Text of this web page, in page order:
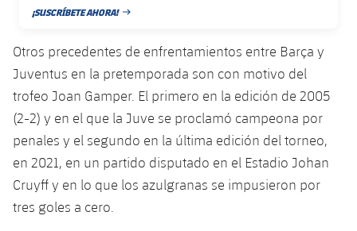
¡SUSCRÍBETE AHORA!
FECHA DE PUBLICACIÓN
Otros precedentes de enfrentamientos entre Barça y
Juventus en la pretemporada son con motivo del
trofeo Joan Gamper. El primero en la edición de 2005
(2-2) y en el que la Juve se proclamó campeona por
penales y el segundo en la última edición del torneo,
en 2021, en un partido disputado en el Estadio Johan
Cruyff y en lo que los azulgranas se impusieron por
tres goles a cero.